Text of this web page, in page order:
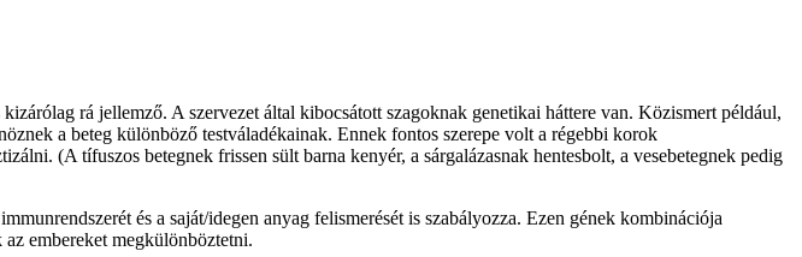
rá jellemző. A szervezet által kibocsátott szagoknak genetikai háttere van. Közismert például,
a beteg különböző testváladékainak. Ennek fontos szerepe volt a régebbi korok
(A tífuszos betegnek frissen sült barna kenyér, a sárgalázasnak hentesbolt, a vesebetegnek pedig
és a saját/idegen anyag felismerését is szabályozza. Ezen gének kombinációja
embereket megkülönböztetni.